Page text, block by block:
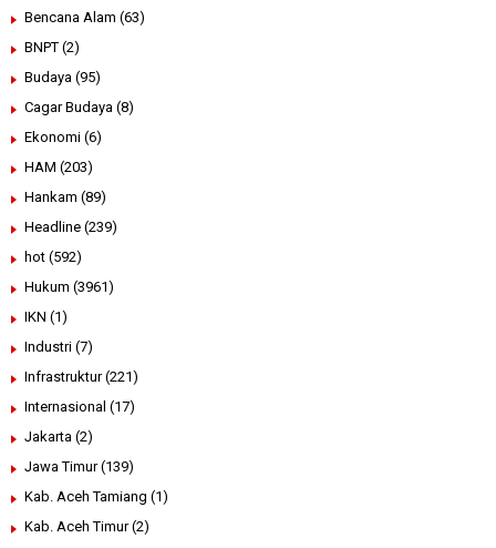
Bencana Alam (63)
BNPT (2)
Budaya (95)
Cagar Budaya (8)
Ekonomi (6)
HAM (203)
Hankam (89)
Headline (239)
hot (592)
Hukum (3961)
IKN (1)
Industri (7)
Infrastruktur (221)
Internasional (17)
Jakarta (2)
Jawa Timur (139)
Kab. Aceh Tamiang (1)
Kab. Aceh Timur (2)